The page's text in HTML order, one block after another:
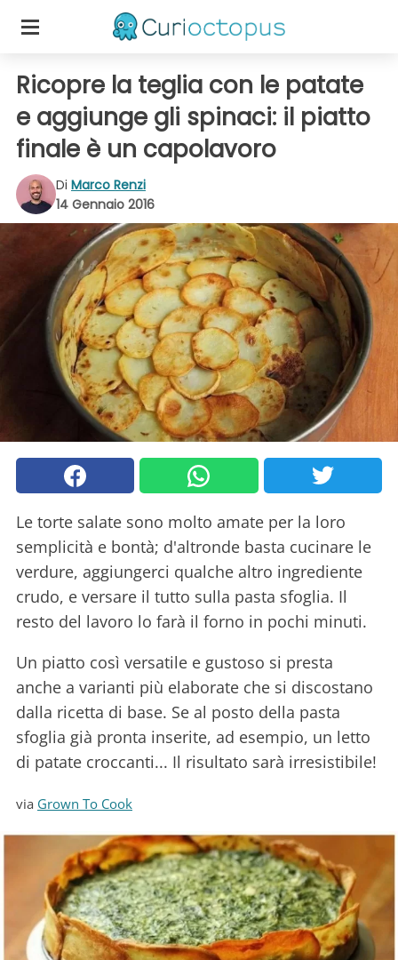
Ricopre la teglia con le patate
e aggiunge gli spinaci: il piatto
finale è un capolavoro
Di Marco Renzi
14 Gennaio 2016
Le torte salate sono molto amate per la loro
semplicità e bontà; d'altronde basta cucinare le
verdure, aggiungerci qualche altro ingrediente
crudo, e versare il tutto sulla pasta sfoglia. Il
resto del lavoro lo farà il forno in pochi minuti.
Un piatto così versatile e gustoso si presta
anche a varianti più elaborate che si discostano
dalla ricetta di base. Se al posto della pasta
sfoglia già pronta inserite, ad esempio, un letto
di patate croccanti... Il risultato sarà irresistibile!
via Grown To Cook